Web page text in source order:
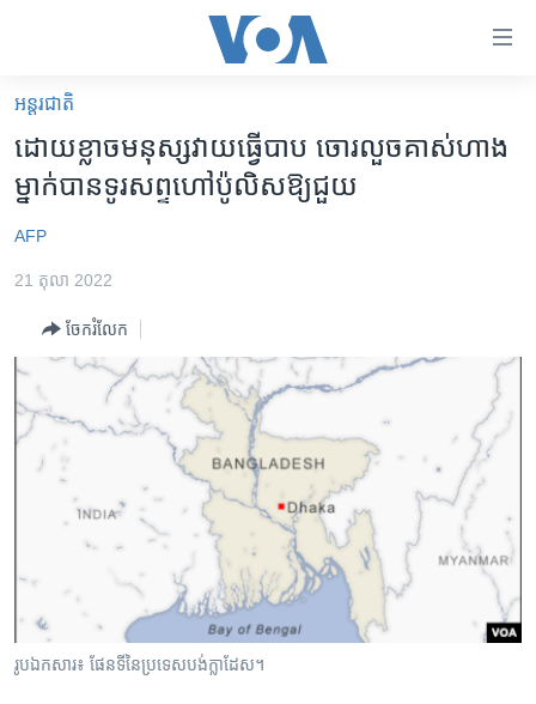
គេហទំព័រ​
ទាក់ទង
និង​
ទំព័រ​
ម្តង
និង​
អន្តរជាតិ
ហេឡូវីអូអេ
កម្ពុជាច្នៃប្រតិដ្ឋ
ព្រឹត្តិការណ៍ព័ត៌មាន
ទូរទស្សន៍ / វីដេអូ​
វិទ្យុ / ផតខាសថ៍
កម្មវិធីទាំងអស់
Khmer English
បណ្តាញ​សង្គម
អន្តរជាតិ
ដោយ​ខ្លាច​មនុស្ស​វាយធ្វើបាប ចោរលួច​គាស់​ហាង​
ម្នាក់​បាន​ទូរសព្ទ​ហៅ​ប៉ូលិស​ឱ្យ​ជួយ
AFP
21 តុលា 2022
ចែករំលែក
រូបឯកសារ៖ ផែនទីនៃប្រទេស​បង់ក្លាដែស។